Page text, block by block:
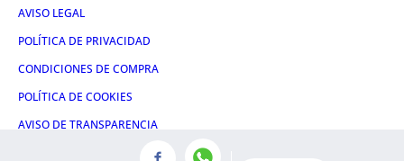
AVISO LEGAL
POLÍTICA DE PRIVACIDAD
CONDICIONES DE COMPRA
POLÍTICA DE COOKIES
AVISO DE TRANSPARENCIA